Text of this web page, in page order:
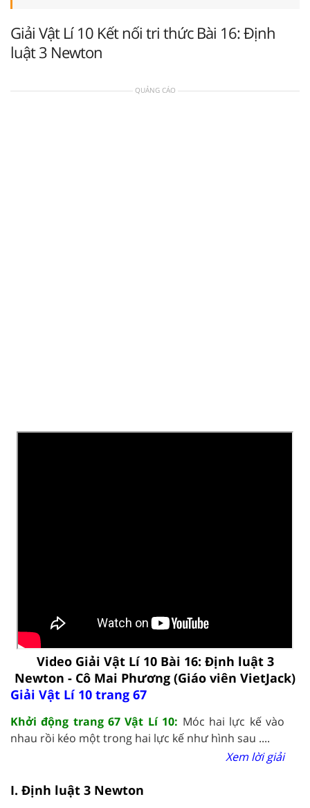
Giải Vật Lí 10 Kết nối tri thức Bài 16: Định
luật 3 Newton
QUẢNG CÁO
Video Giải Vật Lí 10 Bài 16: Định luật 3
Newton - Cô Mai Phương (Giáo viên VietJack)
Giải Vật Lí 10 trang 67
Khởi động trang 67 Vật Lí 10: Móc hai lực kế vào
nhau rồi kéo một trong hai lực kế như hình sau ....
Xem lời giải
I. Định luật 3 Newton